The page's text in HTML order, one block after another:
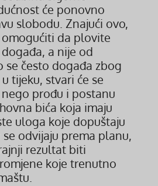
će ponovno
slobodu. Znajući ovo,
da plovite
a nije od
se često događa zbog
tijeku, stvari će se
prođu i postanu
bića koja imaju
uloga koje dopuštaju
odvijaju prema planu,
rezultat biti
koje trenutno